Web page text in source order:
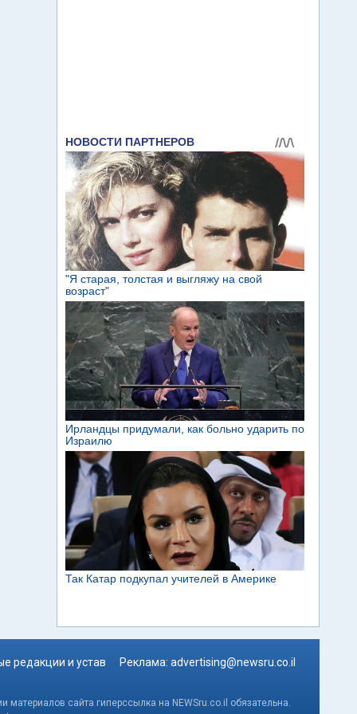
редакции и устав Реклама: advertising@newsru.co.il
сайта гиперссылка на NEWSru.co.il обязательна.